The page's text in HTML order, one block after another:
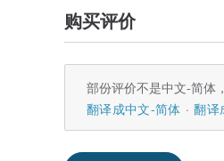
购买评价
部份评价不是中文-简体
翻译成中文-简体
翻译